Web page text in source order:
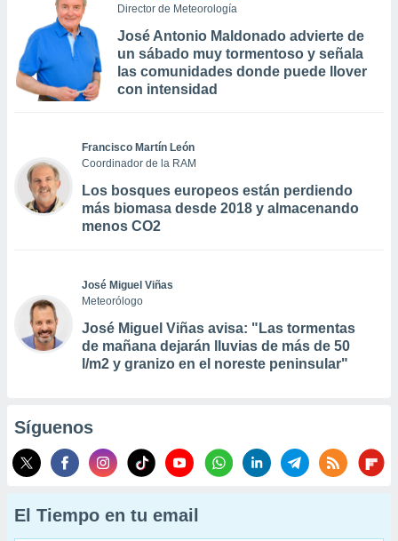
Director de Meteorología
José Antonio Maldonado advierte de
un sábado muy tormentoso y señala
las comunidades donde puede llover
con intensidad
Francisco Martín León
Coordinador de la RAM
Los bosques europeos están perdiendo
más biomasa desde 2018 y almacenando
menos CO2
José Miguel Viñas
Meteorólogo
José Miguel Viñas avisa: "Las tormentas
de mañana dejarán lluvias de más de 50
l/m2 y granizo en el noreste peninsular"
Síguenos
El Tiempo en tu email